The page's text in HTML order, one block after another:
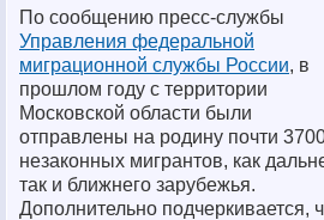
По сообщению пресс-службы
Управления федеральной
миграционной службы России, в
прошлом году с территории
Московской области были
отправлены на родину почти
незаконных мигрантов, как
так и ближнего зарубежья.
Дополнительно подчеркивается,